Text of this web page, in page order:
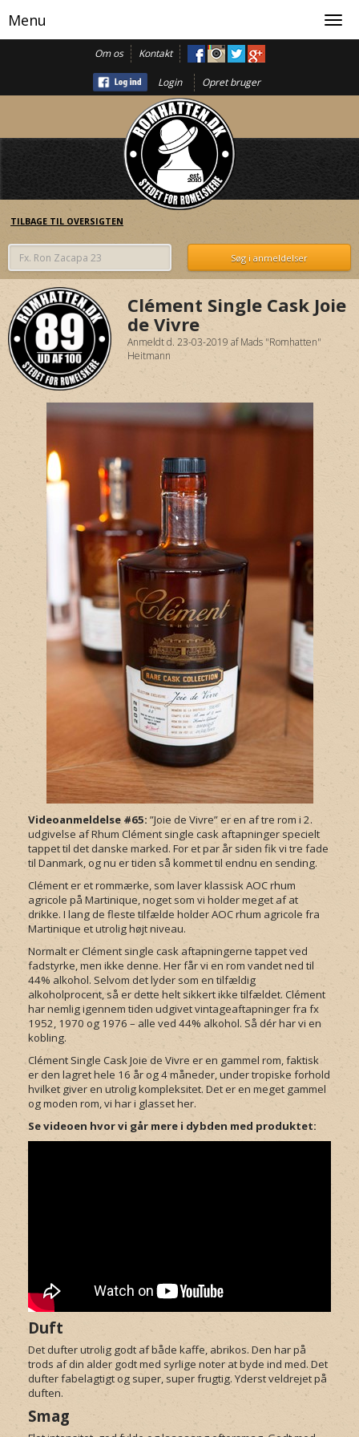
Om os Kontakt
Login Opret bruger
Menu
TILBAGE TIL OVERSIGTEN
Clément Single Cask Joie
de Vivre
Anmeldt d. 23-03-2019 afMads "Romhatten"
Heitmann
Videoanmeldelse #65: ”Joie de Vivre” er en af tre rom i 2.
udgivelse af Rhum Clément single cask aftapninger specielt
tappet til det danske marked. For et par år siden fik vi tre fade
til Danmark, og nu er tiden så kommet til endnu en sending.
Clément er et rommærke, som laver klassisk AOC rhum
agricole på Martinique, noget som vi holder meget af at
drikke. I lang de fleste tilfælde holder AOC rhum agricole fra
Martinique et utrolig højt niveau.
Normalt er Clément single cask aftapningerne tappet ved
fadstyrke, men ikke denne. Her får vi en rom vandet ned til
44% alkohol. Selvom det lyder som en tilfældig
alkoholprocent, så er dette helt sikkert ikke tilfældet. Clément
har nemlig igennem tiden udgivet vintageaftapninger fra fx
1952, 1970 og 1976 – alle ved 44% alkohol. Så dér har vi en
kobling.
Clément Single Cask Joie de Vivre er en gammel rom, faktisk
er den lagret hele 16 år og 4 måneder, under tropiske forhold
hvilket giver en utrolig kompleksitet. Det er en meget gammel
og moden rom, vi har i glasset her.
Se videoen hvor vi går mere i dybden med produktet:
Duft
Det dufter utrolig godt af både kaffe, abrikos. Den har på
trods af din alder godt med syrlige noter at byde ind med. Det
dufter fabelagtigt og super, super frugtig. Yderst veldrejet på
duften.
Smag